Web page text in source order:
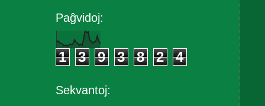
Paĝvidoj:
1 3 9 3 8 2 4
Sekvantoj: